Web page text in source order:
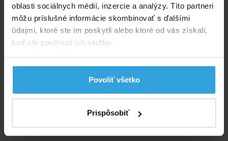
oblasti sociálnych médií, inzercie a analýzy. Títo partneri
môžu príslušné informácie skombinovať s ďalšími
údajmi, ktoré ste im poskytli alebo ktoré od vás získali,
keď ste používali ich služby.
Povoliť všetko
Prispôsobiť
Skladom > 20 ks
v pondelok u vás
2,92 EUR
do košíka
Kalibračný roztok Meytec pH 10,01 60ml